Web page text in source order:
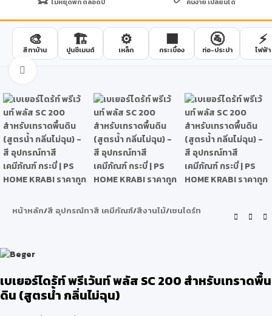
🎨
สีทาบ้าน
🏗️
ปูนซีเมนต์
⚙️
เหล็ก
🟫
กระเบื้อง
🚰
ท่อ-ประปา
⚡
ไฟฟ้า
Click to enlarge
หน้าหลัก/สี อุปกรณ์ทาสี เคมีภัณฑ์/สีงานไม้/เชนไดร์ท
เบเยอร์ไดร้ท์ พรีเว้นท์ พลัส SC 200 สำหรับเทราดพื้น
ดิน (สูตรน้ำ กลิ่นไม่ฉุน)